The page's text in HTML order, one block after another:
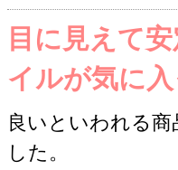
目に見えて
イルが気に
良いといわれる
した。